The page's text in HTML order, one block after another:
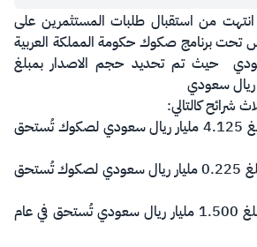
انتهت من استقبال طلبات المستثمرين على
تحت برنامج صكوك حكومة المملكة العربية
حيث تم تحديد حجم الاصدار بمبلغ
شرائح كالتالي:
الشريحة الاولى، تبلغ 4.125 مليار ريال سعودي لصكوك تُستحق
الشريحة الثانية، تبلغ 0.225 مليار ريال سعودي لصكوك تُستحق
الشريحة الثالثة، تبلغ 1.500 مليار ريال سعودي تُستحق في عام